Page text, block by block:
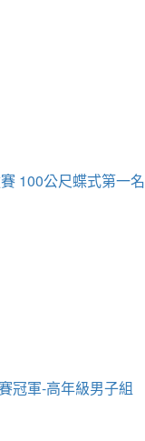
100公尺蝶式第一名
冠軍-高年級男子組